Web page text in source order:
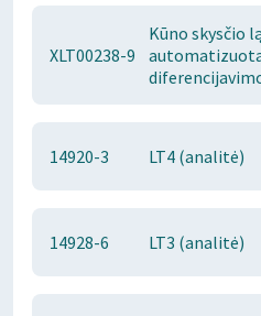
XLT00238-9
Kūno skysčio
14920-3 LT4 (analitė)
14928-6 LT3 (analitė)